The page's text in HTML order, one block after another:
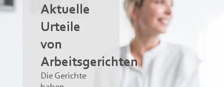
Aktuelle
Urteile
von
Arbeitsgerichten
Die Gerichte